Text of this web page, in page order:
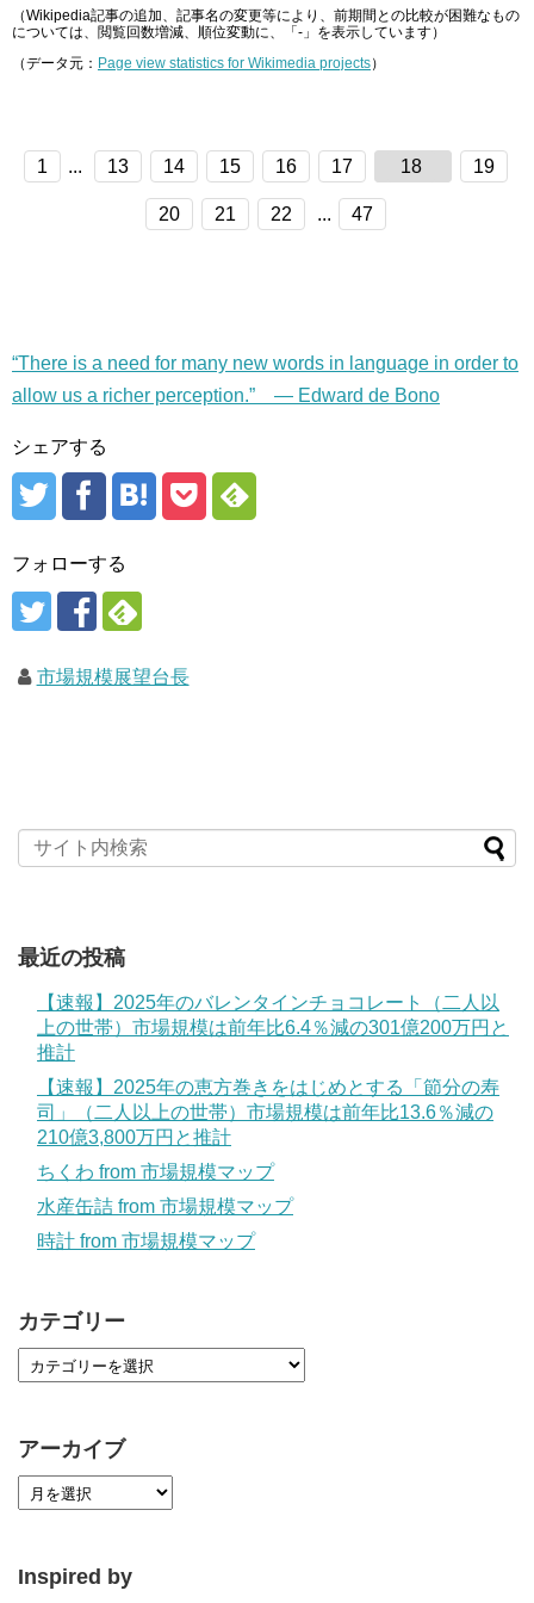
（Wikipedia記事の追加、記事名の変更等により、前期間との比較が困難なもの
については、閲覧回数増減、順位変動に、「-」を表示しています）
（データ元： Page view statistics for Wikimedia projects）
1 ... 13 14 15 16 17 18 19
20 21 22 ... 47
“There is a need for many new words in language in order to
allow us a richer perception.” — Edward de Bono
シェアする
フォローする
市場規模展望台長
最近の投稿
【速報】2025年のバレンタインチョコレート（二人以
上の世帯）市場規模は前年比6.4％減の301億200万円と
推計
【速報】2025年の恵方巻きをはじめとする「節分の寿
司」（二人以上の世帯）市場規模は前年比13.6％減の
210億3,800万円と推計
ちくわ from 市場規模マップ
水産缶詰 from 市場規模マップ
時計 from 市場規模マップ
カテゴリー
アーカイブ
Inspired by